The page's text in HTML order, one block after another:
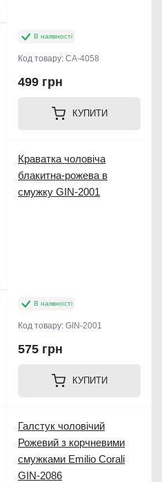
В наявності
Код товару: CA-4058
499 грн
КУПИТИ
Краватка чоловіча
блакитна-рожева в
смужку GIN-2001
В наявності
Код товару: GIN-2001
575 грн
КУПИТИ
Галстук чоловічий
Рожевий з корчневими
смужками Emilio Corali
GIN-2086